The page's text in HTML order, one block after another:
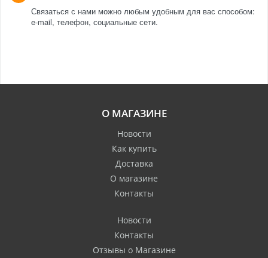
Связаться с нами можно любым удобным для вас способом:
e-mail, телефон, социальные сети.
О МАГАЗИНЕ
Новости
Как купить
Доставка
О магазине
Контакты
Новости
Контакты
Отзывы о Магазине